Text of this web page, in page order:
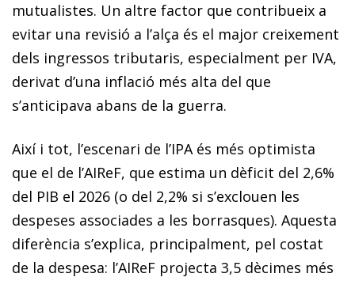
mutualistes. Un altre factor que contribueix a
evitar una revisió a l’alça és el major creixement
dels ingressos tributaris, especialment per IVA,
derivat d’una inflació més alta del que
s’anticipava abans de la guerra.
Així i tot, l’escenari de l’IPA és més optimista
que el de l’AIReF, que estima un dèficit del 2,6%
del PIB el 2026 (o del 2,2% si s’exclouen les
despeses associades a les borrasques). Aquesta
diferència s’explica, principalment, pel costat
de la despesa: l’AIReF projecta 3,5 dècimes més